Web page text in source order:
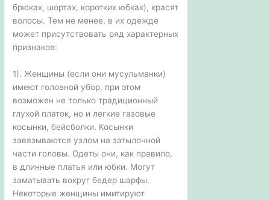
брюках, шортах, коротких юбках), красят
волосы. Тем не менее, в их одежде
может присутствовать ряд характерных
признаков:
1). Женщины (если они мусульманки)
имеют головной убор, при этом
возможен не только традиционный
глухой платок, но и легкие газовые
косынки, бейсболки. Косынки
завязываются узлом на затылочной
части головы. Одеты они, как правило,
в длинные платья или юбки. Могут
заматывать вокруг бедер шарфы.
Некоторые женщины имитируют